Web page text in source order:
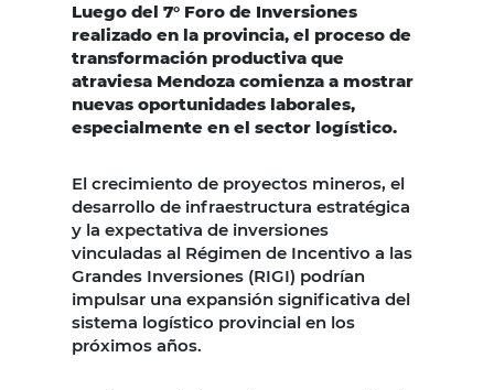
Luego del 7° Foro de Inversiones
realizado en la provincia, el proceso de
transformación productiva que
atraviesa Mendoza comienza a mostrar
nuevas oportunidades laborales,
especialmente en el sector logístico.
El crecimiento de proyectos mineros, el
desarrollo de infraestructura estratégica
y la expectativa de inversiones
vinculadas al Régimen de Incentivo a las
Grandes Inversiones (RIGI) podrían
impulsar una expansión significativa del
sistema logístico provincial en los
próximos años.